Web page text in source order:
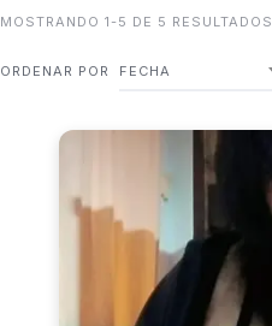
MOSTRANDO 1-5 DE 5 RESULTADOS
ORDENAR POR FECHA